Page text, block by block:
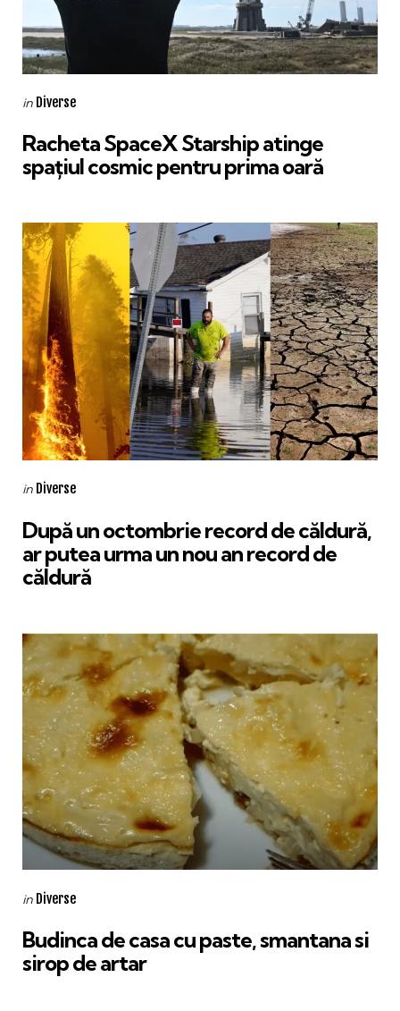
Categories
Posted
in Diverse
Racheta SpaceX Starship atinge
spațiul cosmic pentru prima oară
Categories
Posted
in Diverse
După un octombrie record de căldură,
ar putea urma un nou an record de
căldură
Categories
Posted
in Diverse
Budinca de casa cu paste, smantana si
sirop de artar